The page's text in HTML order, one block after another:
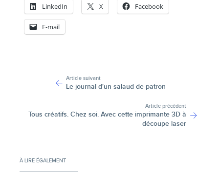
LinkedIn X Facebook
E-mail
Article suivant
Le journal d'un salaud de patron
Article précédent
Tous créatifs. Chez soi. Avec cette imprimante 3D à
découpe laser
À LIRE ÉGALEMENT